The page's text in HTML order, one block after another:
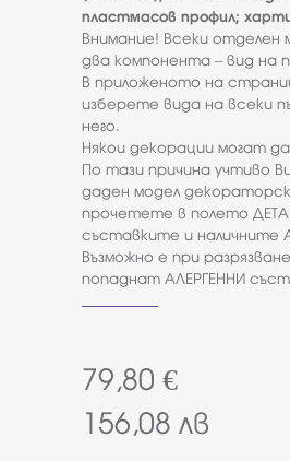
пластмасов профил;
Внимание! Всеки
два компонента – вид на
В приложеното на
изберете вида на всеки
него.
Някои декорации могат
По тази причина учтиво
даден модел
прочетете в полето
съставките и наличните
Възможно е при
попаднат АЛЕРГЕННИ
79,80 €
156,08 лв